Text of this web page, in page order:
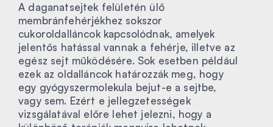
A daganatsejtek felületén ülő
membránfehérjékhez sokszor
cukoroldalláncok kapcsolódnak, amelyek
jelentős hatással vannak a fehérje, illetve az
egész sejt működésére. Sok esetben például
ezek az oldalláncok határozzák meg, hogy
egy gyógyszermolekula bejut-e a sejtbe,
vagy sem. Ezért e jellegzetességek
vizsgálatával előre lehet jelezni, hogy a